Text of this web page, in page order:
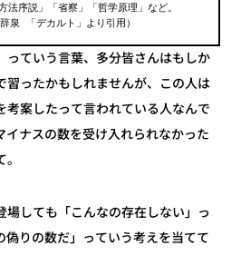
法序説」「省察」「哲学原理」など。
辞泉 「デカルト」より引用）
っていう言葉、多分皆さんはもしか
習ったかもしれませんが、この人は
考案したって言われている人なんで
イナスの数を受け入れられなかった
場しても「こんなの存在しない」っ
偽りの数だ」っていう考えを当てて